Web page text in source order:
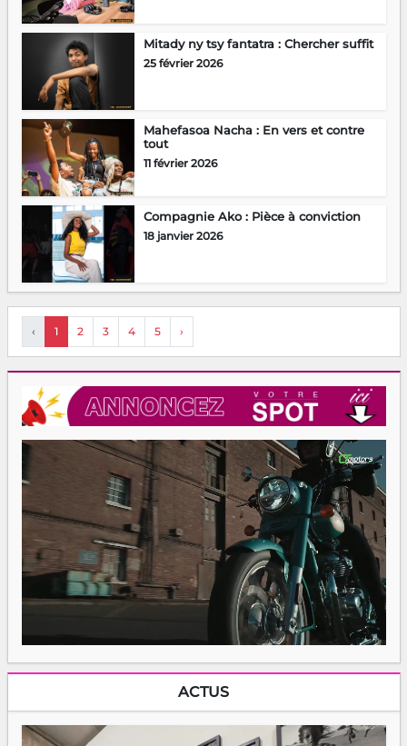
Mitady ny tsy fantatra : Chercher suffit
25 février 2026
Mahefasoa Nacha : En vers et contre
tout
11 février 2026
Compagnie Ako : Pièce à conviction
18 janvier 2026
‹ 1 2 3 4 5 ›
ACTUS